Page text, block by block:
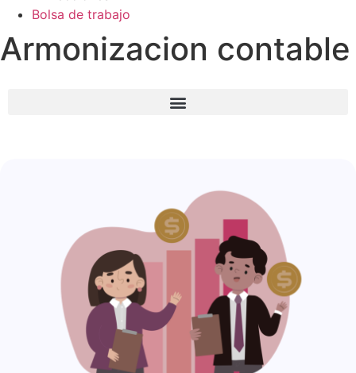
Bolsa de trabajo
Armonizacion contable